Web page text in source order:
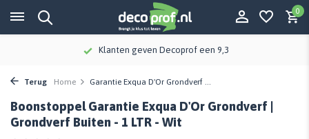
0
Klanten geven Decoprof een 9,3
Terug Home Garantie Exqua D'Or Grondverf ...
Boonstoppel Garantie Exqua D'Or Grondverf |
Grondverf Buiten - 1 LTR - Wit